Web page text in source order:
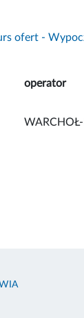
ofert -
operator